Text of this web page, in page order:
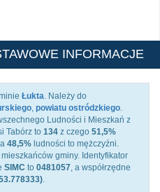
INFORMACJE
Łukta. Należy do
, powiatu ostródzkiego.
Ludności i Mieszkań z
Tabórz to 134 z czego 51,5%
48,5% ludności to mężczyźni.
mieszkańców gminy. Identyfikator
SIMC to 0481057, a współrzędne
.